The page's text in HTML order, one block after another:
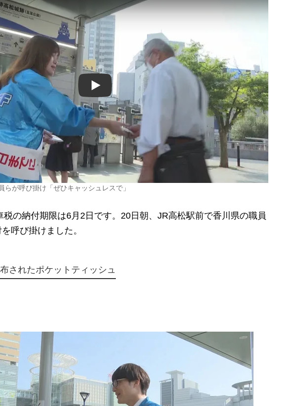
Play
らが呼び掛け「ぜひキャッシュレスで」
の納付期限は6月2日です。20日朝、JR高松駅前で香川県の職員
呼び掛けました。
布されたポケットティッシュ